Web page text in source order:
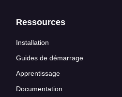
Ressources
Installation
Guides de démarrage
Apprentissage
Documentation